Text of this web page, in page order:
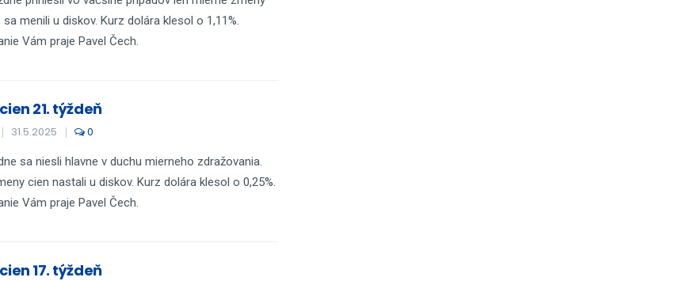
sa menili u diskov. Kurz dolára klesol o 1,11%.
Vám praje Pavel Čech.
21. týždeň
31.5.2025 0
sa niesli hlavne v duchu mierneho zdražovania.
cien nastali u diskov. Kurz dolára klesol o 0,25%.
Vám praje Pavel Čech.
17. týždeň